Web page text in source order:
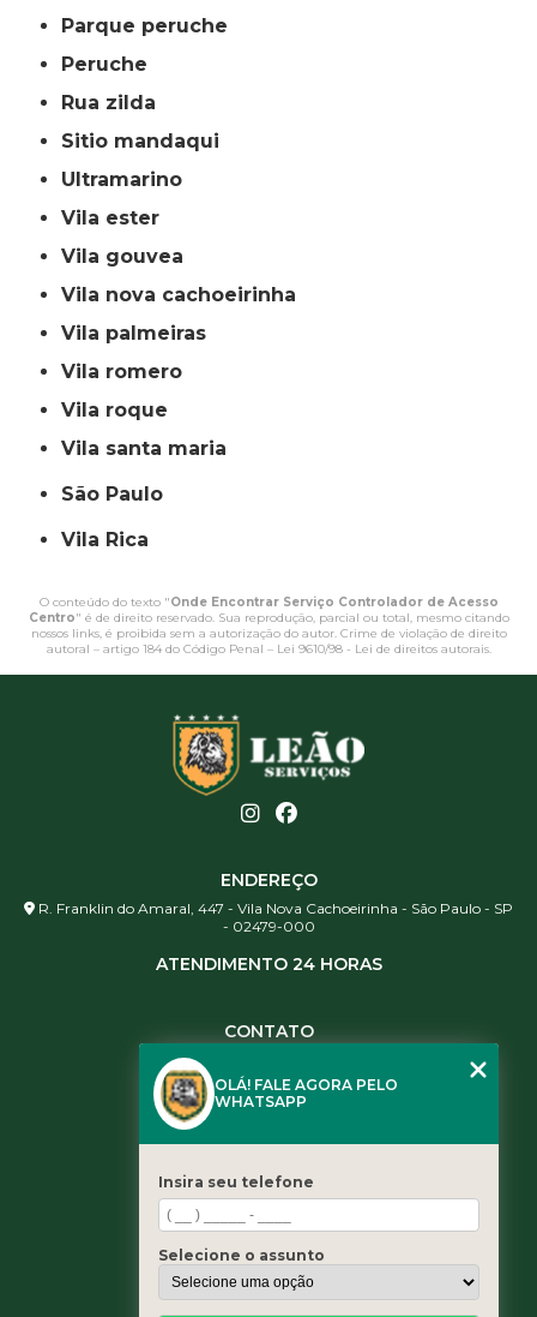
parque peruche
peruche
rua zilda
sitio mandaqui
ultramarino
vila ester
vila gouvea
vila nova cachoeirinha
vila palmeiras
vila romero
vila roque
vila santa maria
São Paulo
Vila Rica
O conteúdo do texto "Onde Encontrar Serviço Controlador de Acesso
Centro" é de direito reservado. Sua reprodução, parcial ou total, mesmo citando
nossos links, é proibida sem a autorização do autor. Crime de violação de direito
autoral – artigo 184 do Código Penal – Lei 9610/98 - Lei de direitos autorais.
ENDEREÇO
R. Franklin do Amaral, 447 - Vila Nova Cachoeirinha - São Paulo - SP
- 02479-000
ATENDIMENTO 24 HORAS
CONTATO
(11) 3461-5871
contato@leaoservicos.com.br
Home
Quem somos
Serviços
OLÁ! FALE AGORA PELO
WHATSAPP
Insira seu telefone
Selecione o assunto